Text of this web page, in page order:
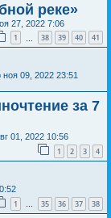
реке»
27, 2022 7:06
1 38 39 40 41
ноя 09, 2022 23:51
за 7
01, 2022 10:56
1 2 3 4
1 … 35 36 37 38